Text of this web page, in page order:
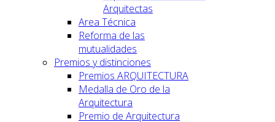
Arquitectas
Area Técnica
Reforma de las
mutualidades
Premios y distinciones
Premios ARQUITECTURA
Medalla de Oro de la
Arquitectura
Premio de Arquitectura